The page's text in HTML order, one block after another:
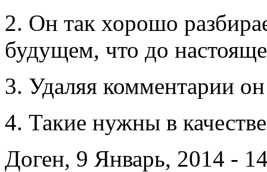
2. Он так хорошо
будущем, что до
3. Удаляя комментарии
4. Такие нужны в
Доген, 9 Январь, 2014 -